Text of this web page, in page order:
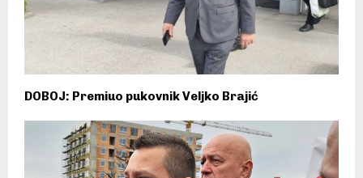
DOBOJ: Premiuo pukovnik Veljko Brajić